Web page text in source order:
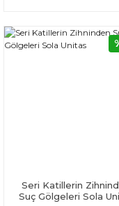
Seri Katillerin
Suç Gölgeleri Sola